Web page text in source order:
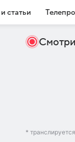
статьи
*